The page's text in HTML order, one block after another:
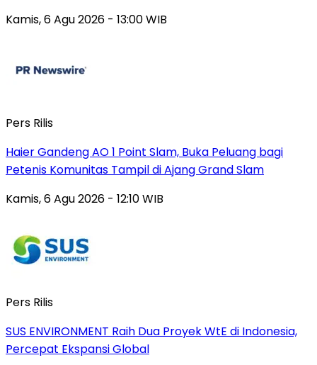
Kamis, 6 Agu 2026 - 13:00 WIB
Pers Rilis
Haier Gandeng AO 1 Point Slam, Buka Peluang bagi
Petenis Komunitas Tampil di Ajang Grand Slam
Kamis, 6 Agu 2026 - 12:10 WIB
Pers Rilis
SUS ENVIRONMENT Raih Dua Proyek WtE di Indonesia,
Percepat Ekspansi Global